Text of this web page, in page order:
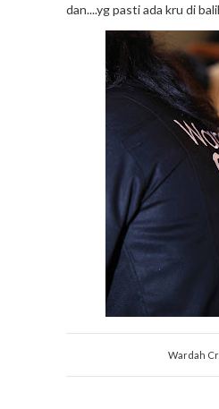
dan....yg pasti ada kru di
Wardah